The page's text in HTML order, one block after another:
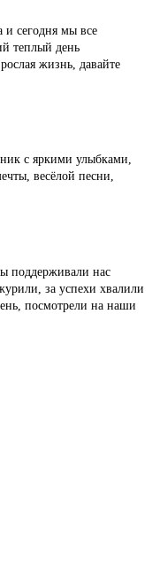
и сегодня мы все
теплый день
жизнь, давайте
с яркими улыбками,
весёлой песни,
поддерживали нас
за успехи хвалили
посмотрели на наши